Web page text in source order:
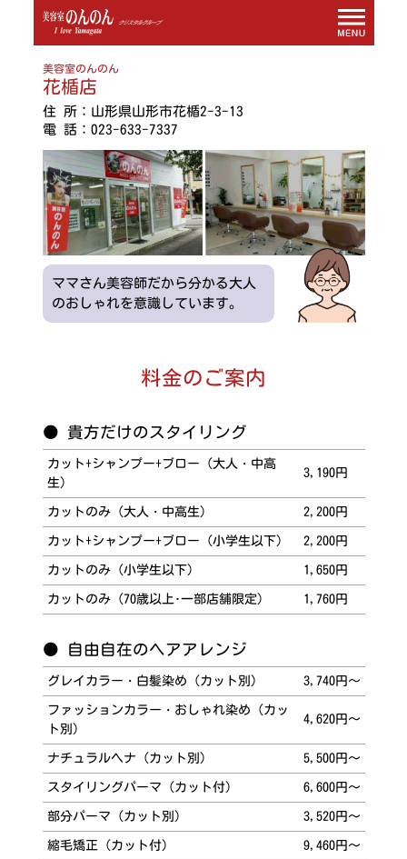
美容室のんのん
花楯店
住 所：山形県山形市花楯2-3-13
電 話：023-633-7337
ママさん美容師だから分かる大人
のおしゃれを意識しています。
料金のご案内
● 貴方だけのスタイリング
カット+シャンプー+ブロー（大人・中高
生）
3,190円
カットのみ（大人・中高生） 2,200円
カット+シャンプー+ブロー（小学生以下） 2,200円
カットのみ（小学生以下） 1,650円
カットのみ（70歳以上･一部店舗限定） 1,760円
● 自由自在のヘアアレンジ
グレイカラー・白髪染め（カット別） 3,740円～
ファッションカラー・おしゃれ染め（カッ
ト別）
4,620円～
ナチュラルヘナ（カット別） 5,500円～
スタイリングパーマ（カット付） 6,600円～
部分パーマ（カット別） 3,520円～
縮毛矯正（カット付） 9,460円～